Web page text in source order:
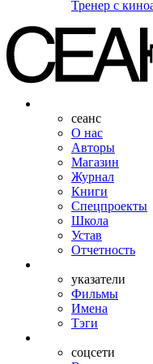
Тренер с
сеанс
О нас
Авторы
Магазин
Журнал
Книги
Спецпроекты
Школа
Устав
Отчетность
указатели
Фильмы
Имена
Тэги
соцсети